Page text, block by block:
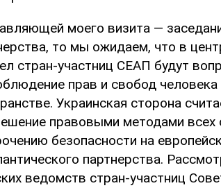
моего визита —
то мы ожидаем, что в
стран-участниц СЕАП будут
прав и свобод человека
Украинская сторона
правовыми методами всех
безопасности на
партнерства.
ведомств стран-участниц